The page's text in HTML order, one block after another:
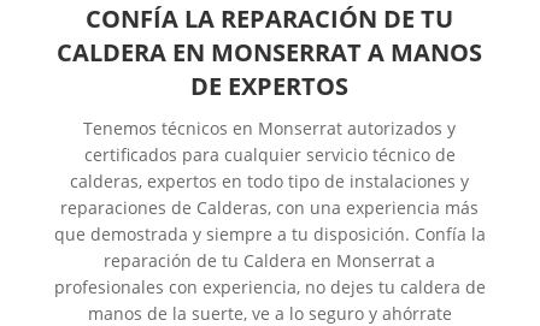
CONFÍA LA REPARACIÓN DE TU
CALDERA EN MONSERRAT A MANOS
DE EXPERTOS
Tenemos técnicos en Monserrat autorizados y
certificados para cualquier servicio técnico de
calderas, expertos en todo tipo de instalaciones y
reparaciones de Calderas, con una experiencia más
que demostrada y siempre a tu disposición. Confía la
reparación de tu Caldera en Monserrat a
profesionales con experiencia, no dejes tu caldera de
manos de la suerte, ve a lo seguro y ahórrate